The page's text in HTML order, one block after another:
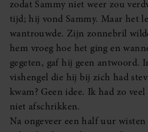
zodat Sammy niet weer zou
tijd; hij vond Sammy. Maar het
wantrouwde. Zijn zonnebril
hem vroeg hoe het ging en
gegeten, gaf hij geen antwoord.
vishengel die hij bij zich had
kwam? Geen idee. Ik had zo
niet afschrikken.
Na ongeveer een half uur